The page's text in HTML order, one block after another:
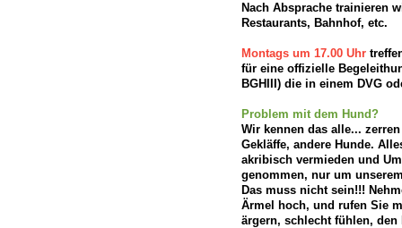
Nach Absprache trainieren
Restaurants, Bahnhof, etc.
Montags um 17.00 Uhr
für eine offizielle
BGHIII) die in einem DVG
Problem mit dem Hund?
Wir kennen das alle...
Gekläffe, andere Hunde.
akribisch vermieden und
genommen, nur um
Das muss nicht sein!!!
Ärmel hoch, und rufen Sie
ärgern, schlecht fühlen,